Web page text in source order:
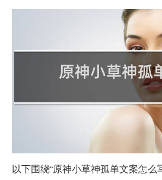
以下围绕“原神小草神孤单文案怎么